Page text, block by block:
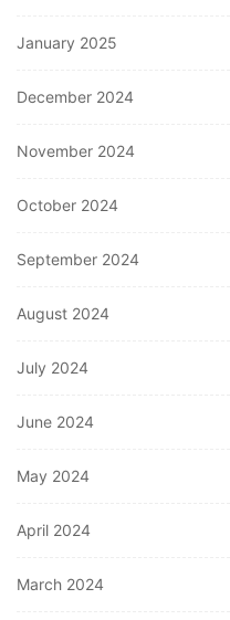
January 2025
December 2024
November 2024
October 2024
September 2024
August 2024
July 2024
June 2024
May 2024
April 2024
March 2024